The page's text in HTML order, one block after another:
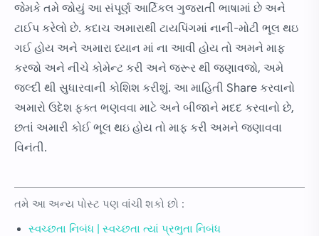
જેમકે તમે જોયું આ સંપૂર્ણ આર્ટિકલ ગુજરાતી ભાષામાં છે અને
ટાઈપ કરેલો છે. કદાચ અમારાથી ટાયપિંગમાં નાની-મોટી ભૂલ થઇ
ગઈ હોય અને અમારા ધ્યાન માં ના આવી હોય તો અમને માફ
કરજો અને નીચે કોમેન્ટ કરી અને જરૂર થી જણાવજો, અમે
જલ્દી થી સુધારવાની કોશિશ કરીશું. આ માહિતી Share કરવાનો
અમારો ઉદેશ ફક્ત ભણવવા માટે અને બીજાને મદદ કરવાનો છે,
છતાં અમારી કોઈ ભૂલ થઇ હોય તો માફ કરી અમને જણાવવા
વિનંતી.
તમે આ અન્ય પોસ્ટ પણ વાંચી શકો છો :
સ્વચ્છતા નિબંધ | સ્વચ્છતા ત્યાં પ્રભુતા નિબંધ